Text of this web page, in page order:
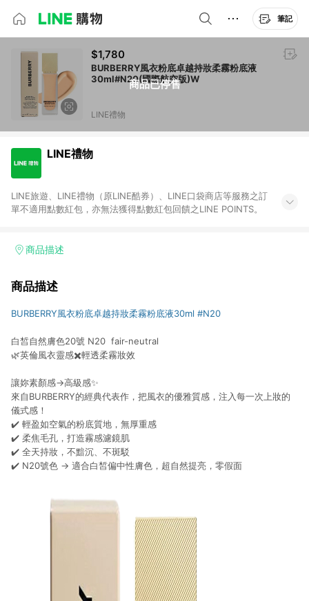
筆記
商品已停售
$1,780
BURBERRY風衣粉底卓越持妝柔霧粉底液
30ml#N20(國際航空版)W
LINE禮物
LINE禮物
LINE旅遊、LINE禮物（原LINE酷券）、LINE口袋商店等服務之訂
單不適用點數紅包，亦無法獲得點數紅包回饋之LINE POINTS。
商品描述
商品描述
BURBERRY風衣粉底卓越持妝柔霧粉底液30ml #N20
白皙自然膚色20號 N20 fair-neutral
🌿英倫風衣靈感✖️輕透柔霧妝效
讓妳素顏感→高級感✨
來自BURBERRY的經典代表作，把風衣的優雅質感，注入每一次上妝的
儀式感！
✔️ 輕盈如空氣的粉底質地，無厚重感
✔️ 柔焦毛孔，打造霧感濾鏡肌
✔️ 全天持妝，不黯沉、不斑駁
✔️ N20號色 → 適合白皙偏中性膚色，超自然提亮，零假面